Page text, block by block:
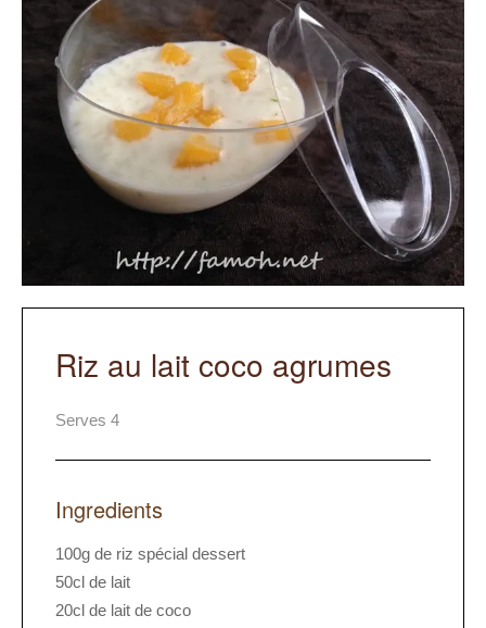
Riz au lait coco agrumes
Serves 4
Ingredients
100g de riz spécial dessert
50cl de lait
20cl de lait de coco